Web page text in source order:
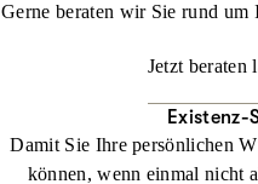
Gerne beraten wir Sie rund um
Jetzt beraten
Existenz-
Damit Sie Ihre persönlichen
können, wenn einmal nicht